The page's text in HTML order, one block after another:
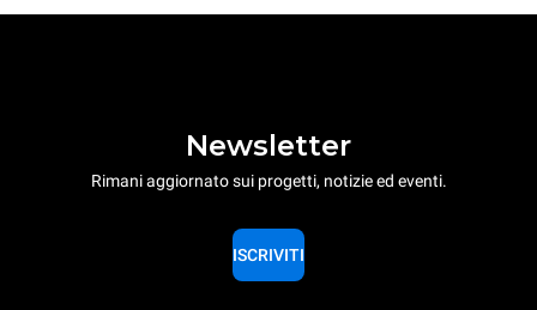
Newsletter
Rimani aggiornato sui progetti, notizie ed eventi.
ISCRIVITI